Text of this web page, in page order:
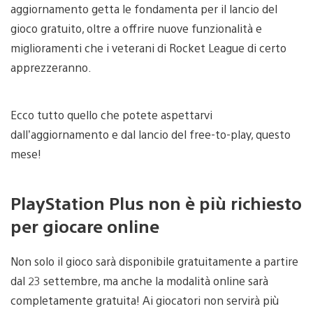
aggiornamento getta le fondamenta per il lancio del
gioco gratuito, oltre a offrire nuove funzionalità e
miglioramenti che i veterani di Rocket League di certo
apprezzeranno.
Ecco tutto quello che potete aspettarvi
dall’aggiornamento e dal lancio del free-to-play, questo
mese!
PlayStation Plus non è più richiesto
per giocare online
Non solo il gioco sarà disponibile gratuitamente a partire
dal 23 settembre, ma anche la modalità online sarà
completamente gratuita! Ai giocatori non servirà più